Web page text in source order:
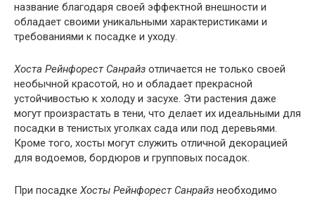
название благодаря своей эффектной внешности и
обладает своими уникальными характеристиками и
требованиями к посадке и уходу.
Хоста Рейнфорест Санрайз отличается не только своей
необычной красотой, но и обладает прекрасной
устойчивостью к холоду и засухе. Эти растения даже
могут произрастать в тени, что делает их идеальными для
посадки в тенистых уголках сада или под деревьями.
Кроме того, хосты могут служить отличной декорацией
для водоемов, бордюров и групповых посадок.
При посадке Хосты Рейнфорест Санрайз необходимо